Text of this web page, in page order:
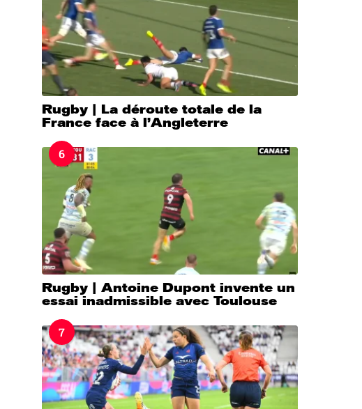
Rugby | La déroute totale de la
France face à l’Angleterre
6
Rugby | Antoine Dupont invente un
essai inadmissible avec Toulouse
7